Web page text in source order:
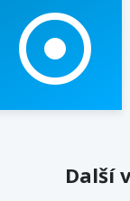
adjust
Další